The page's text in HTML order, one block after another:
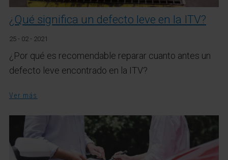
¿Qué significa un defecto leve en la ITV?
25 - 02 - 2021
¿Por qué es recomendable reparar cuanto antes un
defecto leve encontrado en la ITV?
Ver más